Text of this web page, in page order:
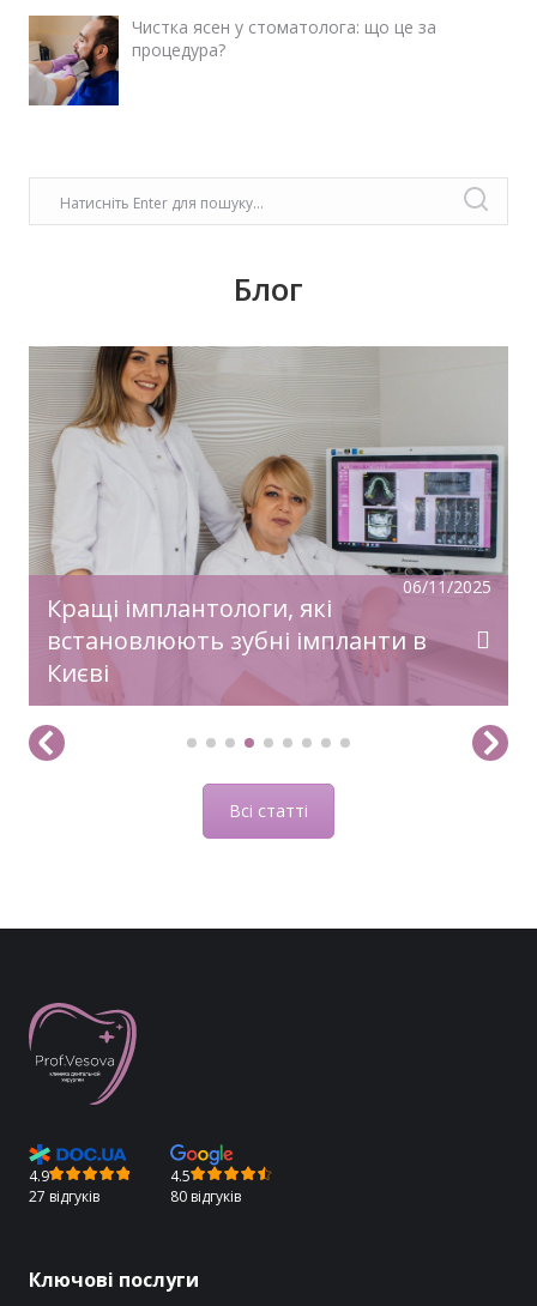
Чистка ясен у стоматолога: що це за
процедура?
Блог
06/11/2025
Кращі імплантологи, які
встановлюють зубні імпланти в
Києві
У передноворічній метушні, коли купуються
подарунки, прикрашаються оселі, бажаємо
святкового настрою, гармонії, радості!
Нехай прийдешній рік дарує дива й
здійснення заповітного!З Новим Роком!
Всі статті
4.9
27 відгуків
4.5
80 відгуків
Ключові послуги